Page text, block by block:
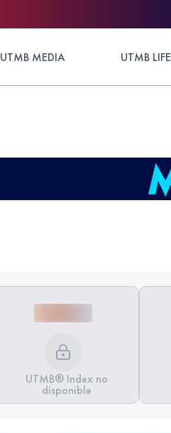
UTMB MEDIA UTMB LIFE
UTMB® Index no
disponible